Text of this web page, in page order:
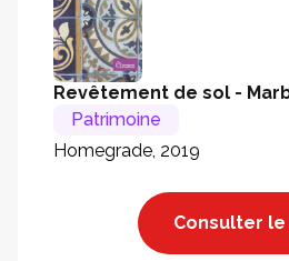
Revêtement de sol -
Patrimoine
Homegrade, 2019
Consulter le